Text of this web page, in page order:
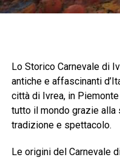
Lo Storico Carnevale di
antiche e affascinanti
città di Ivrea, in
tutto il mondo grazie alla
tradizione e spettacolo.
Le origini del Carnevale